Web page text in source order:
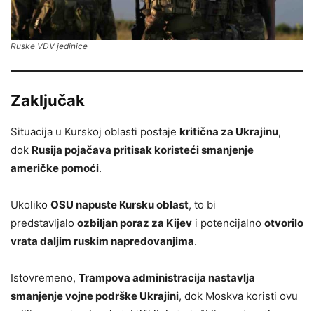
Ruske VDV jedinice
Zaključak
Situacija u Kurskoj oblasti postaje kritična za Ukrajinu,
dok Rusija pojačava pritisak koristeći smanjenje
američke pomoći.
Ukoliko OSU napuste Kursku oblast, to bi
predstavljalo ozbiljan poraz za Kijev i potencijalno otvorilo
vrata daljim ruskim napredovanjima.
Istovremeno, Trampova administracija nastavlja
smanjenje vojne podrške Ukrajini, dok Moskva koristi ovu